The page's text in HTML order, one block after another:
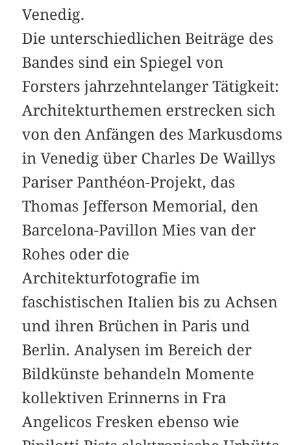
Venedig.
Die unterschiedlichen Beiträge des
Bandes sind ein Spiegel von
Forsters jahrzehntelanger Tätigkeit:
Architekturthemen erstrecken sich
von den Anfängen des Markusdoms
in Venedig über Charles De Waillys
Pariser Panthéon-Projekt, das
Thomas Jefferson Memorial, den
Barcelona-Pavillon Mies van der
Rohes oder die
Architekturfotografie im
faschistischen Italien bis zu Achsen
und ihren Brüchen in Paris und
Berlin. Analysen im Bereich der
Bildkünste behandeln Momente
kollektiven Erinnerns in Fra
Angelicos Fresken ebenso wie